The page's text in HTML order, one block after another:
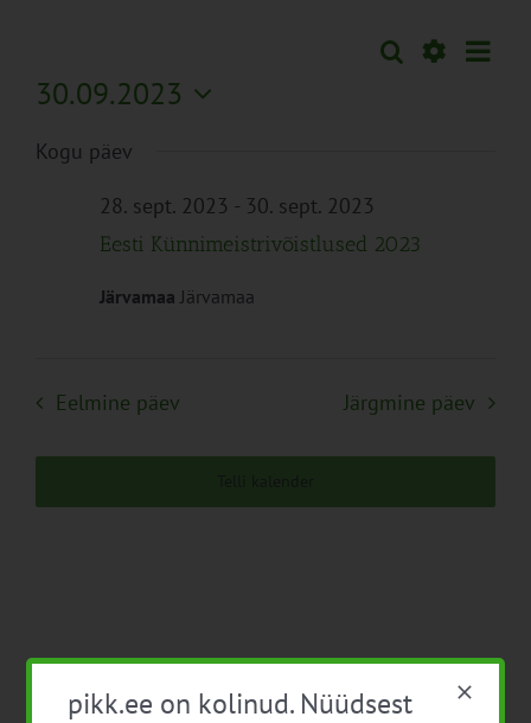
Sündmused
Otsi Päev
30.09.2023
kuupäev.
Kogu päev
28. sept. 2023 - 30. sept. 2023
Eesti Künnimeistrivõistlused 2023
Järvamaa Järvamaa
Eelmine päev Järgmine päev
pikk.ee on kolinud. Nüüdsest